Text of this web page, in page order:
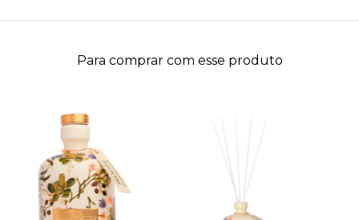
Para comprar com esse produto